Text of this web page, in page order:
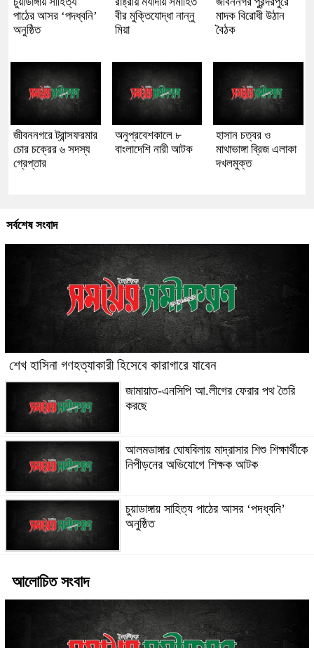
পাঠের আসর ‘পদধ্বনি’
অনুষ্ঠিত
বীর মুক্তিযোদ্ধা নান্নু
মিয়া
মাদক বিরোধী উঠান
বৈঠক
জীবননগরে ট্রান্সফরমার
চোর চক্রের ৬ সদস্য
গ্রেপ্তার
অনুপ্রবেশকালে ৮
বাংলাদেশি নারী আটক
হাসান চত্বর ও
মাথাভাঙ্গা ব্রিজ এলাকা
দখলমুক্ত
সর্বশেষ সংবাদ
শেখ হাসিনা গণহত্যাকারী হিসেবে কারাগারে যাবেন
জামায়াত-এনসিপি আ.লীগের ফেরার পথ তৈরি
করছে
আলমডাঙ্গার ঘোষবিলায় মাদ্রাসার শিশু শিক্ষার্থীকে
নিপীড়নের অভিযোগে শিক্ষক আটক
চুয়াডাঙ্গায় সাহিত্য পাঠের আসর ‘পদধ্বনি’
অনুষ্ঠিত
আলোচিত সংবাদ